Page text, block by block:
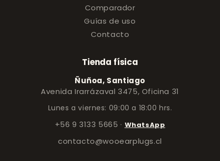
Comparador
Guías de uso
Contacto
Tienda física
Ñuñoa, Santiago
Avenida Irarrázaval 3475, Oficina 31
Lunes a viernes: 09:00 a 18:00 hrs.
+56 9 3133 5665 · WhatsApp
contacto@wooearplugs.cl